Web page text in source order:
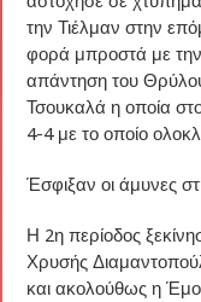
την Τιέλμαν στην
φορά μπροστά με
απάντηση του
Τσουκαλά η οποία
4-4 με το οποίο
Έσφιξαν οι άμυνες
Η 2η περίοδος
Χρυσής
και ακολούθως η